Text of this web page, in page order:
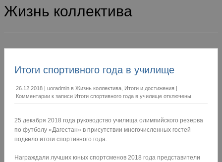
Жизнь коллектива
Итоги спортивного года в училище
26.12.2018 | uoradmin в Жизнь коллектива Итоги и достижения |
Комментарии к записи Итоги спортивного года в училище отключены
25 декабря 2018 года руководство училища олимпийского резерва
по футболу «Дагестан» в присутствии многочисленных гостей
подвело итоги спортивного года.
Награждали лучших юных спортсменов 2018 года представители